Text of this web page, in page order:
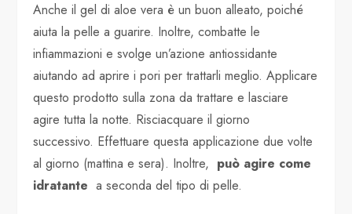
Anche il gel di aloe vera è un buon alleato, poiché
aiuta la pelle a guarire. Inoltre, combatte le
infiammazioni e svolge un’azione antiossidante
aiutando ad aprire i pori per trattarli meglio. Applicare
questo prodotto sulla zona da trattare e lasciare
agire tutta la notte. Risciacquare il giorno
successivo. Effettuare questa applicazione due volte
al giorno (mattina e sera). Inoltre, può agire come
idratante a seconda del tipo di pelle.